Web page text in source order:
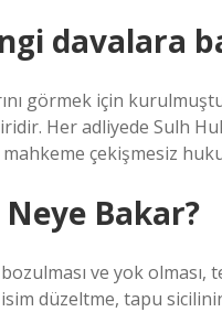
davalara
görmek için
Her adliyede Sulh
çekişmesiz
Bakar?
ve yok olması,
düzeltme, tapu